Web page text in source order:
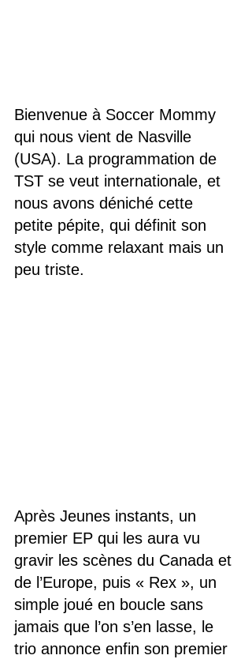
Bienvenue à Soccer Mommy
qui nous vient de Nasville
(USA). La programmation de
TST se veut internationale, et
nous avons déniché cette
petite pépite, qui définit son
style comme relaxant mais un
peu triste.
Après Jeunes instants, un
premier EP qui les aura vu
gravir les scènes du Canada et
de l’Europe, puis « Rex », un
simple joué en boucle sans
jamais que l’on s’en lasse, le
trio annonce enfin son premier